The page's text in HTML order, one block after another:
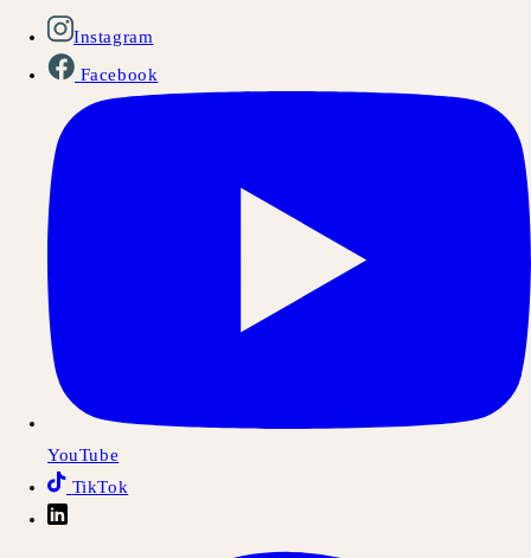
Instagram
Facebook
YouTube
TikTok